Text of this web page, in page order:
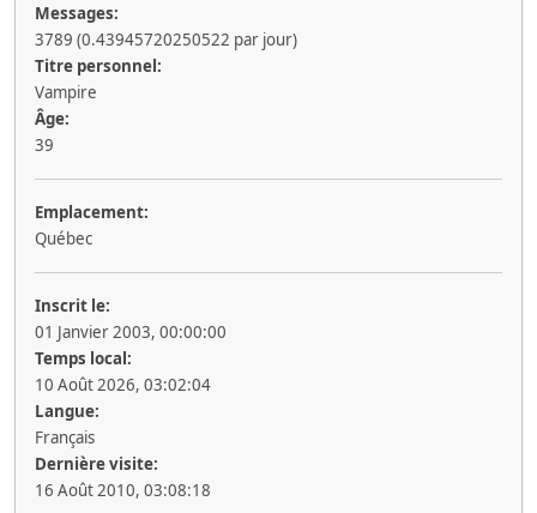
Messages:
3789 (0.43945720250522 par jour)
Titre personnel:
Vampire
Âge:
39
Emplacement:
Québec
Inscrit le:
01 Janvier 2003, 00:00:00
Temps local:
10 Août 2026, 03:02:04
Langue:
Français
Dernière visite:
16 Août 2010, 03:08:18